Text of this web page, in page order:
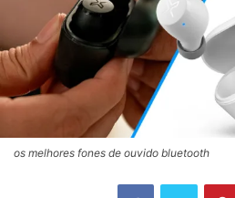
os melhores fones de ouvido bluetooth